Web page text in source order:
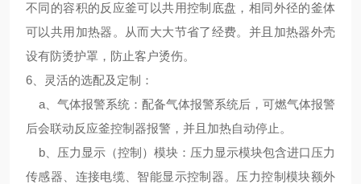
不同的容积的反应釜可以共用控制底盘，相同外径的釜体
可以共用加热器。从而大大节省了经费。并且加热器外壳
设有防烫护罩，防止客户烫伤。
6、
灵活的选配及定制 ：
a、气体报警系统：配备气体报警系统后，可燃气体报警
后会联动反应釜控制器报警，并且加热自动停止。
b、压力显示（控制）模块：压力显示模块包含进口压力
传感器、连接电缆、智能显示控制器。压力控制模块额外